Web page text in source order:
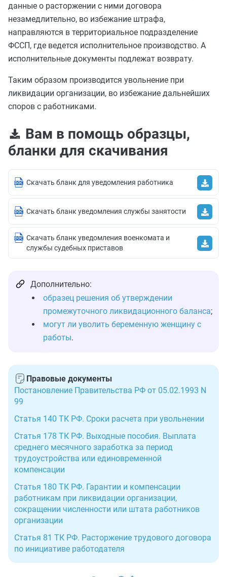
данные о расторжении с ними договора
незамедлительно, во избежание штрафа,
направляются в территориальное подразделение
ФССП, где ведется исполнительное производство. А
исполнительные документы подлежат возврату.
Таким образом производится увольнение при
ликвидации организации, во избежание дальнейших
споров с работниками.
Вам в помощь образцы,
бланки для скачивания
Скачать бланк для уведомления работника
Скачать бланк уведомления службы занятости
Скачать бланк уведомления военкомата и
службы судебных приставов
Дополнительно:
образец решения об утверждении
промежуточного ликвидационного баланса;
могут ли уволить беременную женщину с
работы.
Правовые документы
Постановление Правительства РФ от 05.02.1993 N
99
Статья 140 ТК РФ. Сроки расчета при увольнении
Статья 178 ТК РФ. Выходные пособия. Выплата
среднего месячного заработка за период
трудоустройства или единовременной
компенсации
Статья 180 ТК РФ. Гарантии и компенсации
работникам при ликвидации организации,
сокращении численности или штата работников
организации
Статья 81 ТК РФ. Расторжение трудового договора
по инициативе работодателя